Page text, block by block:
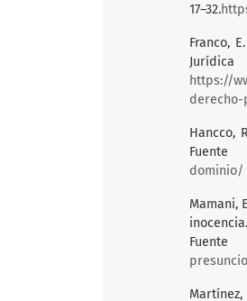
17–32.
Franco,
https://
Hancco,
Fuente
dominio/
Mamani,